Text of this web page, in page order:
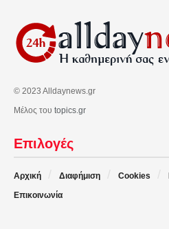
© 2023 Alldaynews.gr
Μέλος του topics.gr
Επιλογές
Αρχική Διαφήμιση Cookies
Επικοινωνία